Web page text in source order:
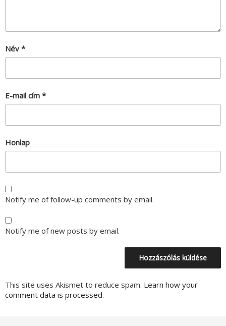
Név *
E-mail cím *
Honlap
Notify me of follow-up comments by email.
Notify me of new posts by email.
This site uses Akismet to reduce spam. Learn how your
comment data is processed.